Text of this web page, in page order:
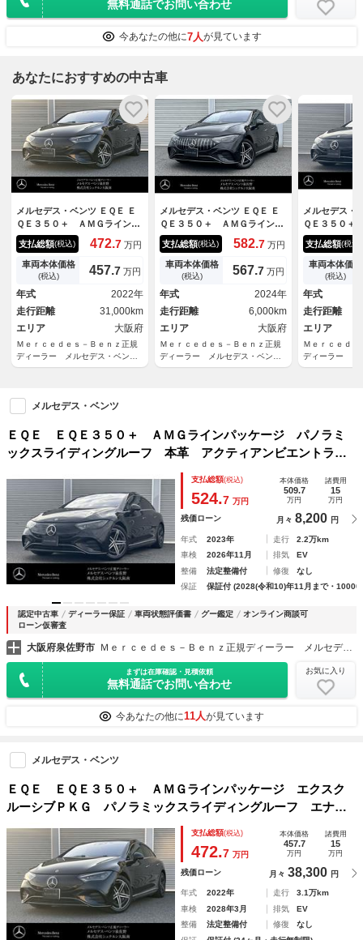
無料通話でお問い合わせ
今あなたの他に7人が見ています
あなたにおすすめの中古車
メルセデス・ベンツ ＥＱＥ Ｅ
ＱＥ３５０＋ ＡＭＧラインパ
ッケージ エクスクルーシブＰ
ＫＧ パノラミックスライディ
ングルーフ エナジャイジング
ＰＫＧ 本革シート ベンチレ
ーション ブルメスター 全周
囲カメラ ＡＴテールゲート
ヘッドアップディスプレイ 認
中保証２年
支払総額(税込) 472.7 万円
車両本体価格
(税込) 457.7 万円
年式
2022年
走行距離
31,000km
エリア
大阪府
Ｍｅｒｃｅｄｅｓ－Ｂｅｎｚ正規
ディーラー メルセデス・ベンツ
泉佐野
メルセデス・ベンツ ＥＱＥ Ｅ
ＱＥ３５０＋ ＡＭＧラインパ
ッケージ エクスクルーシブパ
ッケージ パノラミックスライ
ディングルーフ エナジャイジ
ングパッケージ ヘッドアップ
ディスプレイ ３６０度カメ
ラ ブルメスター レーダーセ
ーフティパッケージ ＡＲナ
ビ 新車保証継承
支払総額(税込) 582.7 万円
車両本体価格
(税込) 567.7 万円
年式
2024年
走行距離
6,000km
エリア
大阪府
Ｍｅｒｃｅｄｅｓ－Ｂｅｎｚ正規
ディーラー メルセデス・ベンツ
泉佐野
メルセデス・
ＱＥ３５０＋
ッケージ パ
ディングル
ィアンビエ
ベンチレー
コントロール
ーター ヘッ
レイ アダブ
アシストプラ
支払総額(税込)
車両本体価格
(税込)
年式
走行距離
エリア
Ｍｅｒｃｅｄｅ
ディーラー メ
泉佐野
メルセデス・ベンツ
ＥＱＥ ＥＱＥ３５０＋ ＡＭＧラインパッケージ パノラミ
ックスライディングルーフ 本革 アクティアンビエントライ
ト シートベンチレーター クライメートコントロール スペ
アリングヒーター ヘッドアップディスプレイ アダブティブ
ハイビームアシストプラス
支払総額(税込)
524.7 万円
本体価格
509.7
万円
諸費用
15
万円
残価ローン 月々 8,200 円
年式 2023年 走行
2.2万km
車検
2026年11月 排気
EV
整備
法定整備付 修復
なし
保証
保証付 (2028(令和10)年11月まで・
認定中古車 ディーラー保証 車両状態評価書 グー鑑定
オンライン商談可
ローン仮審査
大阪府泉佐野市 Ｍｅｒｃｅｄｅｓ－Ｂｅｎｚ正規ディーラー メルセデス・ベンツ泉佐野
まずは在庫確認・見積依頼
無料通話でお問い合わせ
お気に入り
今あなたの他に11人が見ています
メルセデス・ベンツ
ＥＱＥ ＥＱＥ３５０＋ ＡＭＧラインパッケージ エクスク
ルーシブＰＫＧ パノラミックスライディングルーフ エナジ
ャイジングＰＫＧ 本革シート ベンチレーション ブルメス
ター 全周囲カメラ ＡＴテールゲート ヘッドアップディス
プレイ 認中保証２年
支払総額(税込)
472.7 万円
本体価格
457.7
万円
諸費用
15
万円
残価ローン 月々 38,300 円
年式 2022年 走行
3.1万km
車検
2028年3月 排気
EV
整備
法定整備付 修復
なし